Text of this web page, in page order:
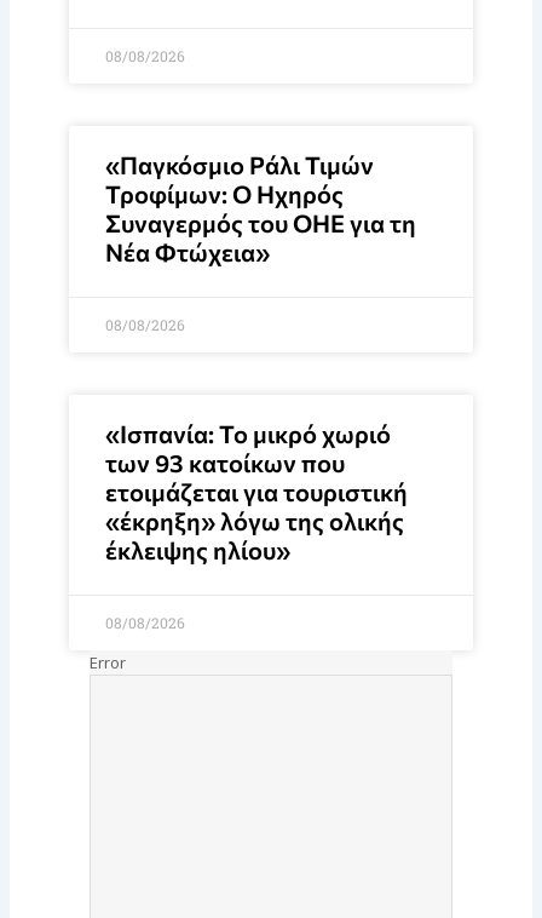
08/08/2026
«Παγκόσμιο Ράλι Τιμών
Τροφίμων: Ο Ηχηρός
Συναγερμός του ΟΗΕ για τη
Νέα Φτώχεια»
08/08/2026
«Ισπανία: Το μικρό χωριό
των 93 κατοίκων που
ετοιμάζεται για τουριστική
«έκρηξη» λόγω της ολικής
έκλειψης ηλίου»
08/08/2026